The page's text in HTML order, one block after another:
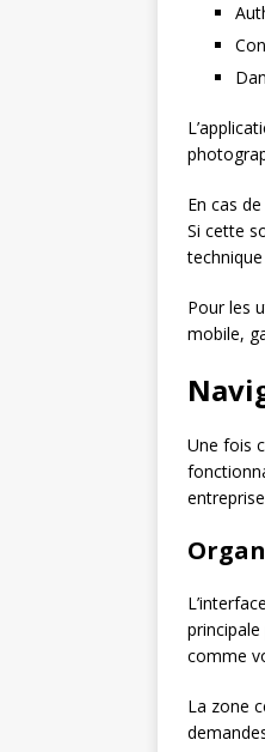
En cas
Si cette
Pour les
mobile,
Une fois
comme
La zone